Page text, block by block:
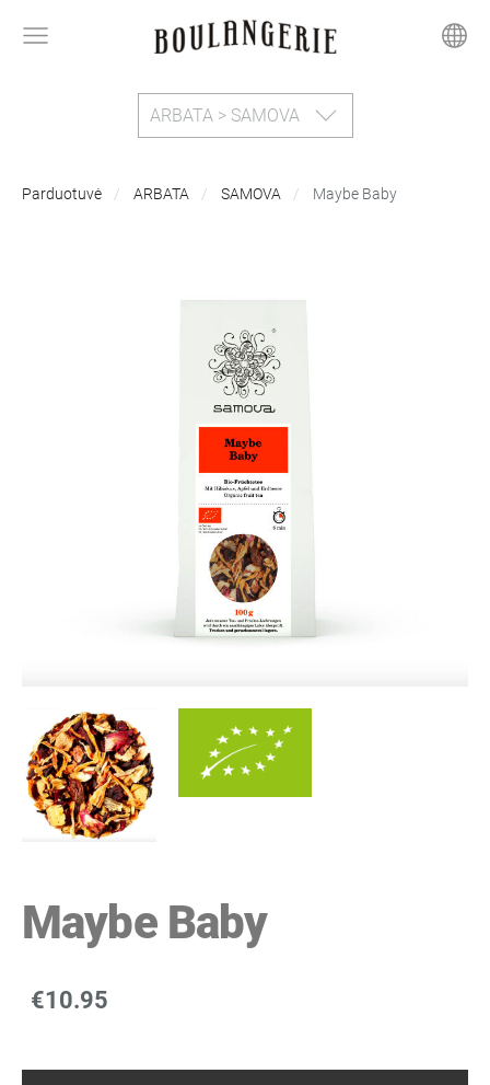
ARBATA > SAMOVA
Parduotuvė ARBATA SAMOVA Maybe Baby
Maybe Baby
€10.95